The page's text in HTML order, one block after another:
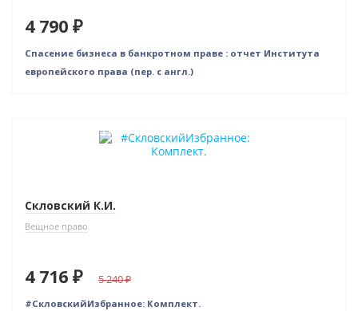
4 790 ₽
Спасение бизнеса в банкротном праве : отчет Института
европейского права (пер. с англ.)
–10% (скидка 524 ₽)
Скловский К.И.
Вещное право
4 716 ₽ 5 240
#СкловскийИзбранное: Комплект.